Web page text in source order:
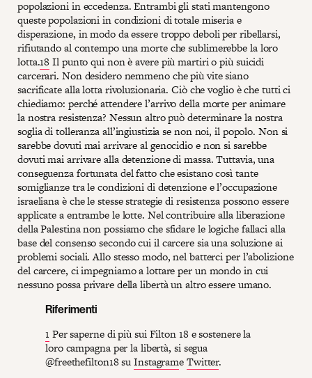
popolazioni in eccedenza. Entrambi gli stati mantengono
queste popolazioni in condizioni di totale miseria e
disperazione, in modo da essere troppo deboli per ribellarsi,
rifiutando al contempo una morte che sublimerebbe la loro
lotta.18 Il punto qui non è avere più martiri o più suicidi
carcerari. Non desidero nemmeno che più vite siano
sacrificate alla lotta rivoluzionaria. Ciò che voglio è che tutti ci
chiediamo: perché attendere l’arrivo della morte per animare
la nostra resistenza? Nessun altro può determinare la nostra
soglia di tolleranza all’ingiustizia se non noi, il popolo. Non si
sarebbe dovuti mai arrivare al genocidio e non si sarebbe
dovuti mai arrivare alla detenzione di massa. Tuttavia, una
conseguenza fortunata del fatto che esistano così tante
somiglianze tra le condizioni di detenzione e l’occupazione
israeliana è che le stesse strategie di resistenza possono essere
applicate a entrambe le lotte. Nel contribuire alla liberazione
della Palestina non possiamo che sfidare le logiche fallaci alla
base del consenso secondo cui il carcere sia una soluzione ai
problemi sociali. Allo stesso modo, nel batterci per l’abolizione
del carcere, ci impegniamo a lottare per un mondo in cui
nessuno possa privare della libertà un altro essere umano.
Riferimenti
1 Per saperne di più sui Filton 18 e sostenere la
loro campagna per la libertà, si segua
@freethefilton18 suInstagrameTwitter.